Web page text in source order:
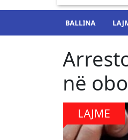
BALLINA
në
LAJME